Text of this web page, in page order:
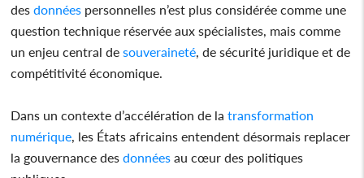
des données personnelles n’est plus considérée comme une
question technique réservée aux spécialistes, mais comme
un enjeu central de souveraineté , de sécurité juridique et de
compétitivité économique.
Dans un contexte d’accélération de la transformation
numérique , les États africains entendent désormais replacer
la gouvernance des données au cœur des politiques